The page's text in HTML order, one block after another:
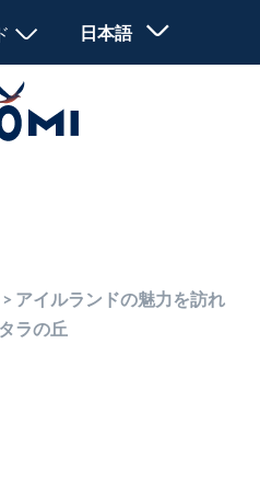
日本語
> アイルランドの魅力を訪れ
ラの丘